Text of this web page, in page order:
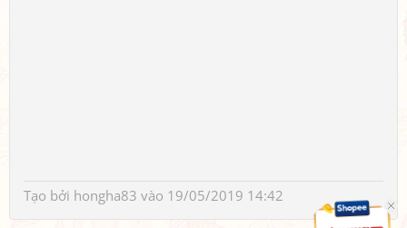
Tạo bởi hongha83 vào 19/05/2019 14:42